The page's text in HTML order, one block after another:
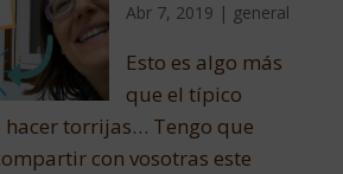
Abr 7, 2019 | general
Esto es algo más
que el típico
hacer torrijas… Tengo que
con vosotras este